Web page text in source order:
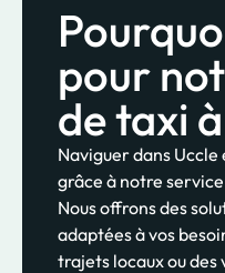
pour
de taxi
Naviguer dans Uccle
grâce à notre
Nous offrons des
adaptées à vos
trajets locaux ou des